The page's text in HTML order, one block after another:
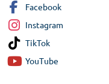
Facebook
Instagram
TikTok
YouTube